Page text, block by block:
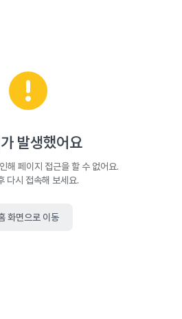
발생했어요
해 페이지 접근을 할 수 없어요.
다시 접속해 보세요.
화면으로 이동